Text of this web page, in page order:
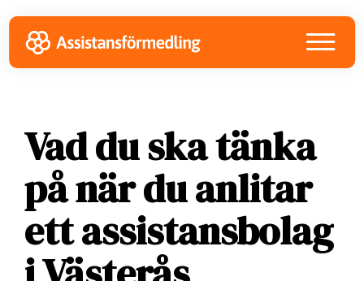
to
primary
navigation
to
main
content
to
footer
Vad du ska tänka
på när du anlitar
ett assistansbolag